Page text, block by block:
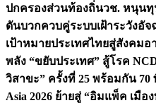
ปกครองส่วนท้องถิ่นวช. หนุนทุ
ดันบวกควบคู่ระบบเฝ้าระวังอัจ
เป้าหมายประเทศไทยสู่สังคมอ
พลัง “ขยับประเทศ” สู้โรค
วิสาขะ” ครั้งที่ 25 พร้อมกัน
Asia 2026 ย้ายสู่ “อิมแพ็ค เมื